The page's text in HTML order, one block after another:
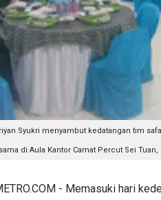
Syukri menyambut kedatangan tim
di Aula Kantor Camat Percut Sei
- Memasuki hari